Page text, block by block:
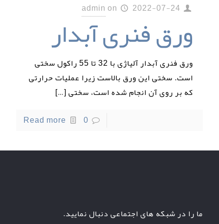
adminon 2022-07-24
ورق فنری آبدار
ورق فنری آبدار آلیاژی با 32 تا 55 راکول سختی
است. سختی این ورق بالاست زیرا عملیات حرارتی
که بر روی آن انجام شده است، سختی[…]
0
Read more
ما را در شبکه های اجتماعی دنبال نمایید.